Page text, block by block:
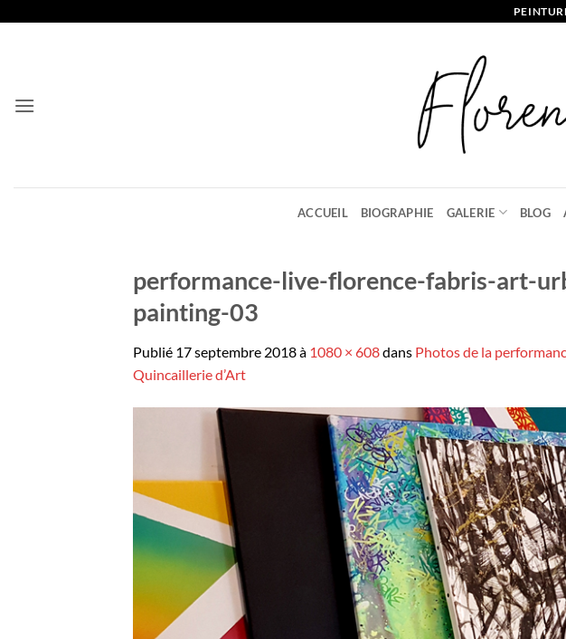
ACCUEIL BIOGRAPHIE GALERIE BLOG
performance-live-florence-fabris-art-
painting-03
Publié 17 septembre 2018à 1080 × 608dans Photos de la
Quincaillerie d’Art